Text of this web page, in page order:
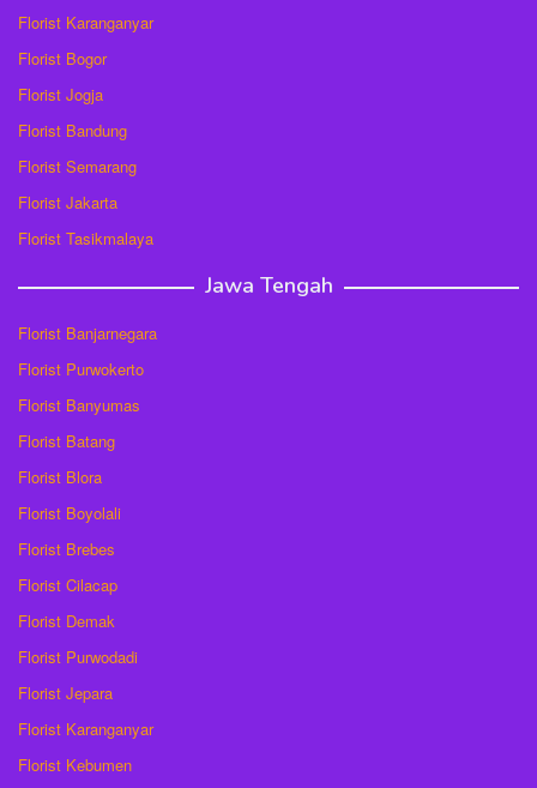
Florist Karanganyar
Florist Bogor
Florist Jogja
Florist Bandung
Florist Semarang
Florist Jakarta
Florist Tasikmalaya
Jawa Tengah
Florist Banjarnegara
Florist Purwokerto
Florist Banyumas
Florist Batang
Florist Blora
Florist Boyolali
Florist Brebes
Florist Cilacap
Florist Demak
Florist Purwodadi
Florist Jepara
Florist Karanganyar
Florist Kebumen